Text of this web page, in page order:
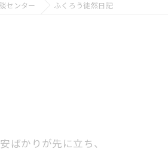
センター ふくろう徒然日記
ばかりが先に立ち、